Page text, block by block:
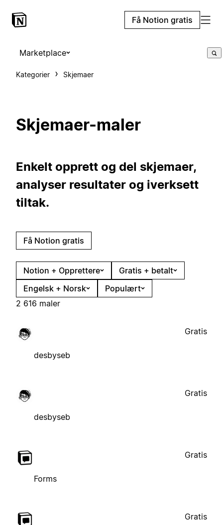
Få Notion gratis
Marketplace
Kategorier Skjemaer
Skjemaer-maler
Enkelt opprett og del skjemaer,
analyser resultater og iverksett
tiltak.
Få Notion gratis
Notion + Opprettere
Gratis + betalt
Engelsk + Norsk
Populært
2 616 maler
desbyseb
Gratis
desbyseb
Gratis
Forms
Gratis
Gratis